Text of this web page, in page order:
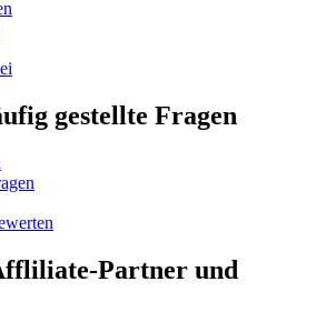
gestellte Fragen
Partner und